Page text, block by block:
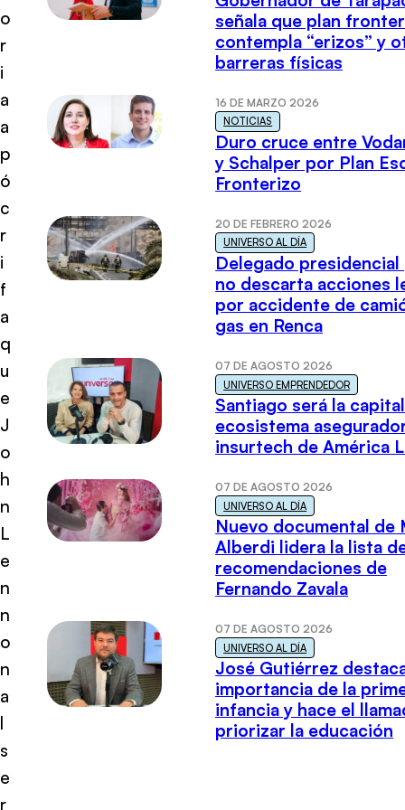
o
r
i
a
a
p
ó
c
r
i
f
a
q
u
e
J
o
h
n
L
e
n
n
o
n
a
l
s
e
r
señala que plan
contempla “erizos” y
barreras físicas
16 DE MARZO 2026
NOTICIAS
Duro cruce entre
y Schalper por Plan
Fronterizo
20 DE FEBRERO 2026
UNIVERSO AL DÍA
Delegado presidencial
no descarta acciones
por accidente de
gas en Renca
07 DE AGOSTO 2026
UNIVERSO EMPRENDEDOR
Santiago será la
ecosistema
insurtech de América
07 DE AGOSTO 2026
UNIVERSO AL DÍA
Nuevo documental de
Alberdi lidera la lista
recomendaciones de
Fernando Zavala
07 DE AGOSTO 2026
UNIVERSO AL DÍA
José Gutiérrez
importancia de la
infancia y hace el
priorizar la educación